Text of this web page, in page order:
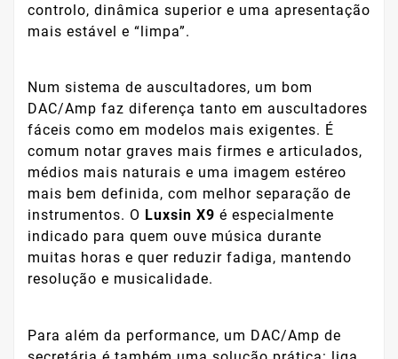
controlo, dinâmica superior e uma apresentação
mais estável e “limpa”.
Num sistema de auscultadores, um bom
DAC/Amp faz diferença tanto em auscultadores
fáceis como em modelos mais exigentes. É
comum notar graves mais firmes e articulados,
médios mais naturais e uma imagem estéreo
mais bem definida, com melhor separação de
instrumentos. O Luxsin X9 é especialmente
indicado para quem ouve música durante
muitas horas e quer reduzir fadiga, mantendo
resolução e musicalidade.
Para além da performance, um DAC/Amp de